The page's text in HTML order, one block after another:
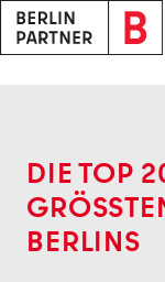
Zum Hauptinhalt
DIE TOP
BERLINS